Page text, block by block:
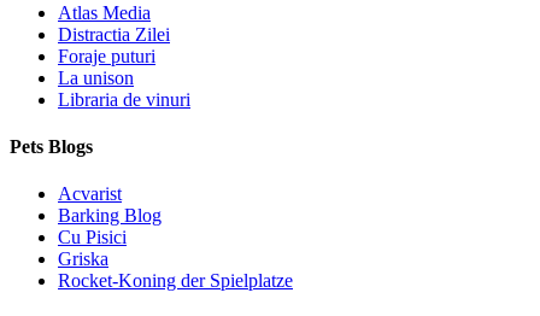
Atlas Media
Distractia Zilei
Foraje puturi
La unison
Libraria de vinuri
Pets Blogs
Acvarist
Barking Blog
Cu Pisici
Griska
Rocket-Koning der Spielplatze